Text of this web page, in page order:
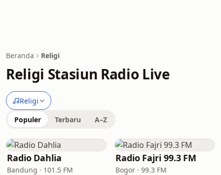
Beranda Religi
Religi Stasiun Radio Live
Religi
Populer Terbaru A–Z
Radio Dahlia
Bandung · 101.5 FM
Radio Fajri 99.3 FM
Bogor · 99.3 FM